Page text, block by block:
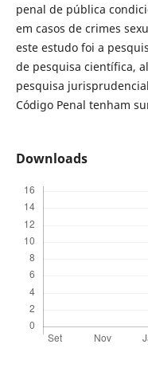
penal de pública
em casos de crimes
este estudo foi a
de pesquisa científica,
pesquisa
Código Penal tenham
Downloads